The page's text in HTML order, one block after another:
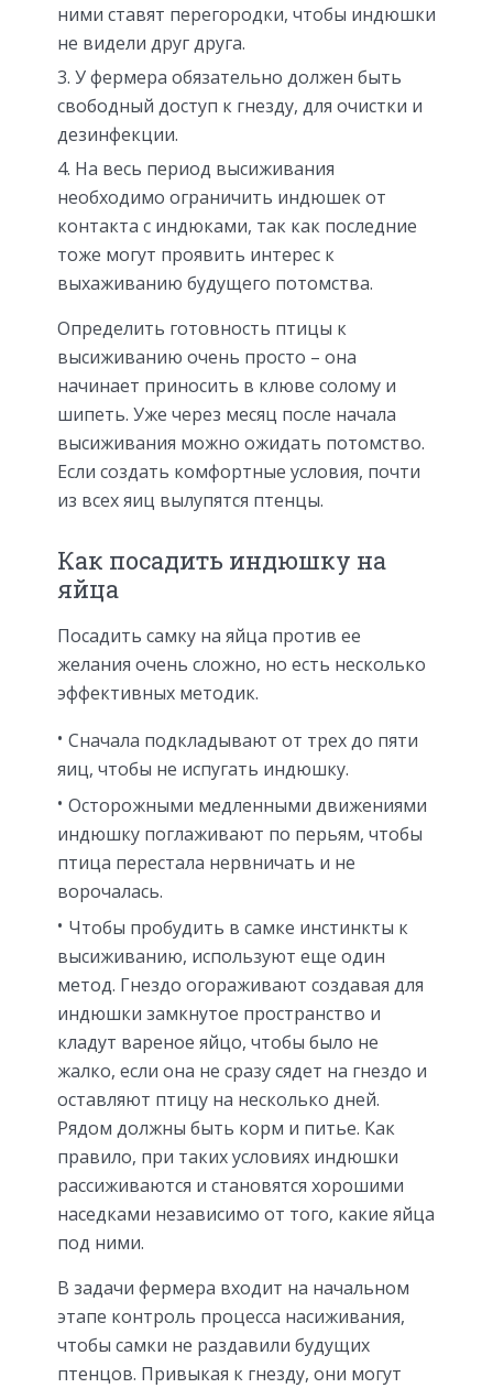
ними ставят перегородки, чтобы индюшки
не видели друг друга.
У фермера обязательно должен быть
свободный доступ к гнезду, для очистки и
дезинфекции.
На весь период высиживания
необходимо ограничить индюшек от
контакта с индюками, так как последние
тоже могут проявить интерес к
выхаживанию будущего потомства.
Определить готовность птицы к
высиживанию очень просто – она
начинает приносить в клюве солому и
шипеть. Уже через месяц после начала
высиживания можно ожидать потомство.
Если создать комфортные условия, почти
из всех яиц вылупятся птенцы.
Как посадить индюшку на
яйца
Посадить самку на яйца против ее
желания очень сложно, но есть несколько
эффективных методик.
Сначала подкладывают от трех до пяти
яиц, чтобы не испугать индюшку.
Осторожными медленными движениями
индюшку поглаживают по перьям, чтобы
птица перестала нервничать и не
ворочалась.
Чтобы пробудить в самке инстинкты к
высиживанию, используют еще один
метод. Гнездо огораживают создавая для
индюшки замкнутое пространство и
кладут вареное яйцо, чтобы было не
жалко, если она не сразу сядет на гнездо и
оставляют птицу на несколько дней.
Рядом должны быть корм и питье. Как
правило, при таких условиях индюшки
рассиживаются и становятся хорошими
наседками независимо от того, какие яйца
под ними.
В задачи фермера входит на начальном
этапе контроль процесса насиживания,
чтобы самки не раздавили будущих
птенцов. Привыкая к гнезду, они могут